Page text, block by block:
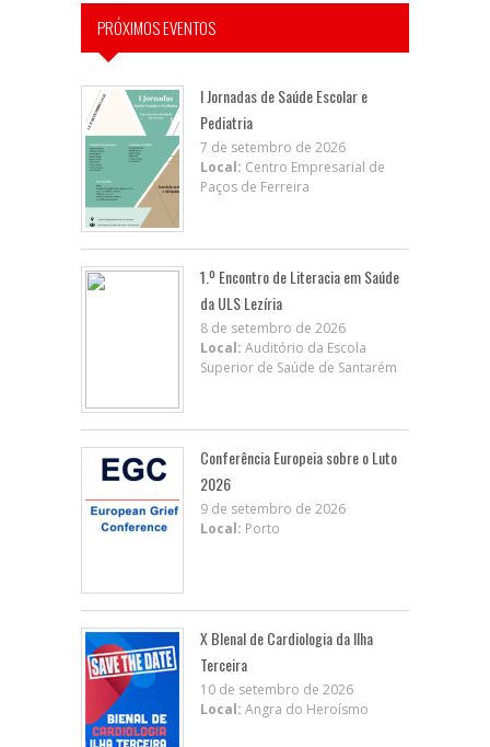
PRÓXIMOS EVENTOS
I Jornadas de Saúde Escolar e
Pediatria
7 de setembro de 2026
Local: Centro Empresarial de
Paços de Ferreira
1.º Encontro de Literacia em Saúde
da ULS Lezíria
8 de setembro de 2026
Local: Auditório da Escola
Superior de Saúde de Santarém
Conferência Europeia sobre o Luto
2026
9 de setembro de 2026
Local: Porto
X BIenal de Cardiologia da Ilha
Terceira
10 de setembro de 2026
Local: Angra do Heroísmo